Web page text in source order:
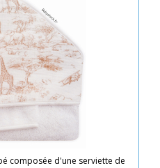
composée d'une serviette de